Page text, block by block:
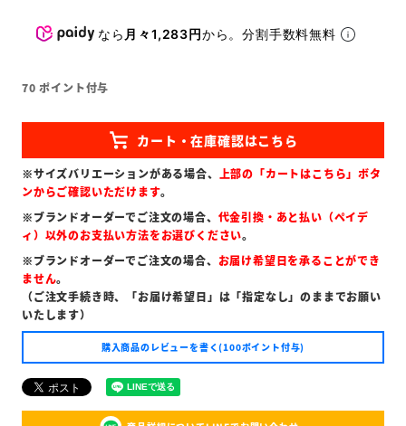
なら 月々1,283円から。分割手数料無料
70 ポイント付与
※サイズバリエーションがある場合、 上部の「カートはこちら」ボタ
ンからご確認いただけます。
※ブランドオーダーでご注文の場合、 代金引換・あと払い（ペイデ
ィ）以外のお支払い方法をお選びください。
※ブランドオーダーでご注文の場合、 お届け希望日を承ることができ
ません。
（ご注文手続き時、「お届け希望日」は「指定なし」のままでお願い
いたします）
購入商品のレビューを書く(100ポイント付与)